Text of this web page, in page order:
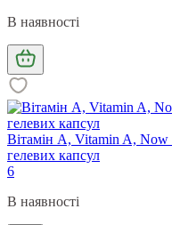
В наявності
Вітамін А, Vitamin A,
гелевих капсул
6
В наявності